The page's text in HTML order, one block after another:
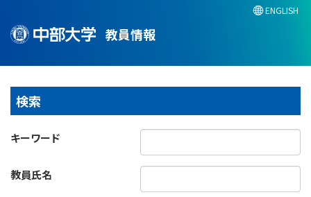
教員情報
ENGLISH
検索
キーワード
教員氏名